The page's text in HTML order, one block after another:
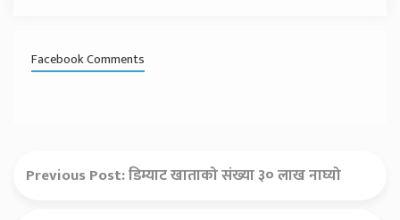
Facebook Comments
Previous Post:डिम्याट खाताको संख्या ३० लाख नाघ्यो